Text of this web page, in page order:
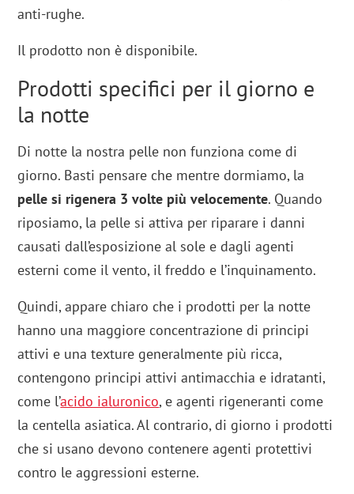
anti-rughe.
Il prodotto non è disponibile.
Prodotti specifici per il giorno e
la notte
Di notte la nostra pelle non funziona come di
giorno. Basti pensare che mentre dormiamo, la
pelle si rigenera 3 volte più velocemente. Quando
riposiamo, la pelle si attiva per riparare i danni
causati dall’esposizione al sole e dagli agenti
esterni come il vento, il freddo e l’inquinamento.
Quindi, appare chiaro che i prodotti per la notte
hanno una maggiore concentrazione di principi
attivi e una texture generalmente più ricca,
contengono principi attivi antimacchia e idratanti,
come l’acido ialuronico, e agenti rigeneranti come
la centella asiatica. Al contrario, di giorno i prodotti
che si usano devono contenere agenti protettivi
contro le aggressioni esterne.